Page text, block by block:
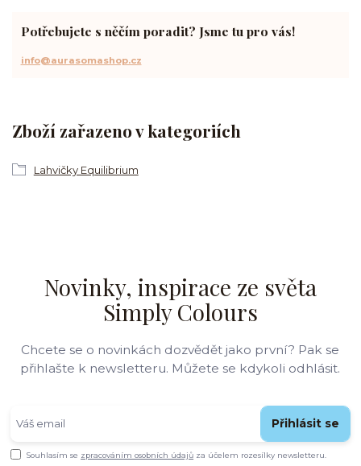
Zboží zařazeno v kategoriích
Lahvičky Equilibrium
Potřebujete s něčím poradit? Jsme tu pro vás!
info@aurasomashop.cz
Novinky, inspirace ze světa
Simply Colours
Chcete se o novinkách dozvědět jako první? Pak se
přihlašte k newsletteru. Můžete se kdykoli odhlásit.
Přihlásit se
Souhlasím se zpracováním osobních údajů za účelem rozesílky newsletteru.